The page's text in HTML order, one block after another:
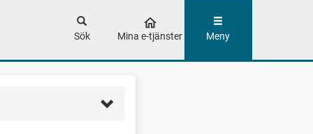
Sök Mina e-tjänster Meny